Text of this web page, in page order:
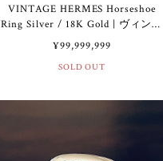
VINTAGE HERMES Horseshoe
Ring Silver / 18K Gold | ヴィンテ
ージ エルメス ホースシュー リ
ング シルバー / 18K ゴールド
¥99,999,999
SOLD OUT